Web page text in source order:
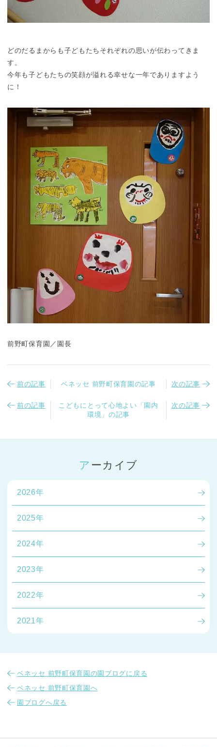
埼玉県 埼玉県 全域
兵庫県 兵庫県 全域
どのだるまからも子どもたちそれぞれの思いが伝わってきま
す。
今年も子どもたちの笑顔が溢れる幸せな一年でありますよう
に！
前野町保育園／園長
前の記事 ベネッセ 前野町保育園の記事 次の記事
前の記事
こどもにとって心地よい「園内
環境」の記事
次の記事
アーカイブ
2026年
2025年
2024年
2023年
2022年
2021年
ベネッセ 前野町保育園の園ブログに戻る
ベネッセ 前野町保育園へ
園ブログへ戻る